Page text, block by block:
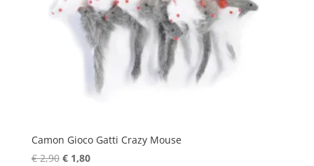
Camon Gioco Gatti Crazy Mouse
€2,90 Il
€1,80Il